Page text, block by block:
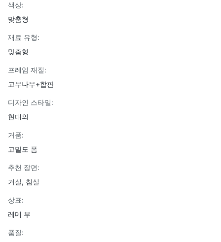
색상:
맞춤형
재료 유형:
맞춤형
프레임 재질:
고무나무+합판
디자인 스타일:
현대의
거품:
고밀도 폼
추천 장면:
거실, 침실
상표:
레데 부
품질: